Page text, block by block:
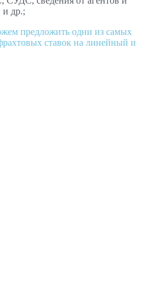
и др.;
предложить одни из самых
ставок на линейный и